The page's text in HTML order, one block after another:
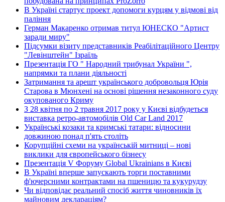
В Україні стартує проект допомоги курцям у відмові від
паління
Герман Макаренко отримав титул ЮНЕСКО "Артист
заради миру"
Підсумки візиту представників Реабілітаційного Центру
"Левінштейн" Ізраїль
Презентація ГО " Народний трибунал України ",
напрямки та плани діяльності
Затримання та арешт українського добровольця Юрія
Старова в Мюнхені на основі рішення незаконного суду
окупованого Криму
З 28 квітня по 2 травня 2017 року у Києві відбудеться
виставка ретро-автомобілів Old Car Land 2017
Українські козаки та кримські татари: відносини
довжиною понад п'ять століть
Корупційні схеми на українській митниці – нові
виклики для європейського бізнесу
Презентація V Форуму Global Ukrainians в Києві
В Україні вперше запускають торги поставними
ф'ючерсними контрактами на пшеницю та кукурудзу
Чи відповідає реальний спосіб життя чиновників їх
майновим деклараціям?